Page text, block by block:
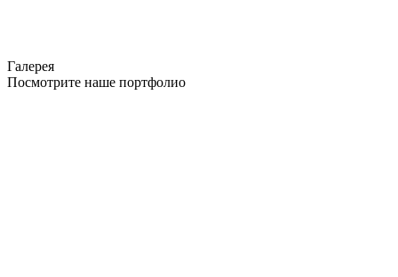
Галерея
Посмотрите наше портфолио